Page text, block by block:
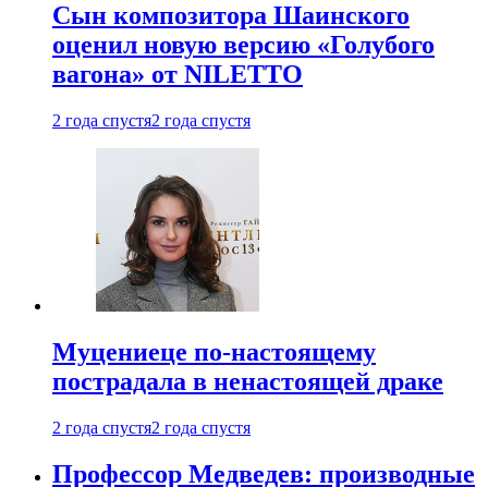
Сын композитора Шаинского
оценил новую версию «Голубого
вагона» от NILETTO
2 года спустя2 года спустя
Муцениеце по-настоящему
пострадала в ненастоящей драке
2 года спустя2 года спустя
Профессор Медведев: производные